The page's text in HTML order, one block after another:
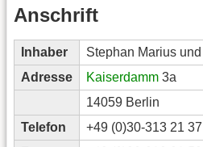
Anschrift
Inhaber Stephan Marius und
Adresse
Kaiserdamm 3a
14059 Berlin
Telefon
+49 (0)30-313 21 37